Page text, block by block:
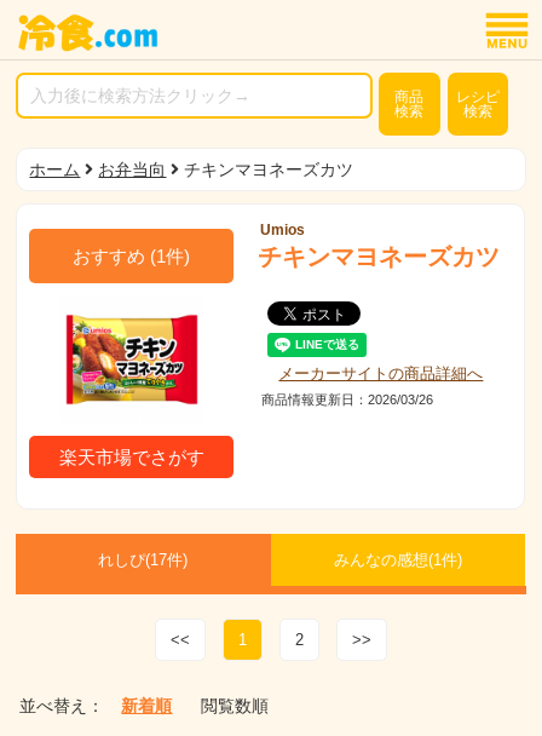
商品
検索
レシピ
検索
ホーム お弁当向 チキンマヨネーズカツ
おすすめ (1件)
楽天市場でさがす
Umios
チキンマヨネーズカツ
メーカーサイトの商品詳細へ
商品情報更新日：2026/03/26
れしぴ(17件) みんなの感想(1件)
<< 1 2 >>
並べ替え： 新着順 閲覧数順